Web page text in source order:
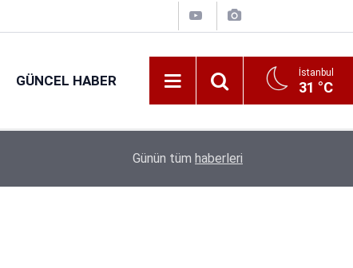
GÜNCEL HABER İstanbul
31 °C
GSB 600 Personel Alımında Başvuru Süresi
Günün tüm haberleri